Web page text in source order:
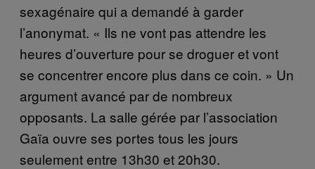
sexagénaire qui a demandé à garder
l’anonymat. « Ils ne vont pas attendre les
heures d’ouverture pour se droguer et vont
se concentrer encore plus dans ce coin. » Un
argument avancé par de nombreux
opposants. La salle gérée par l’association
Gaïa ouvre ses portes tous les jours
seulement entre 13h30 et 20h30.